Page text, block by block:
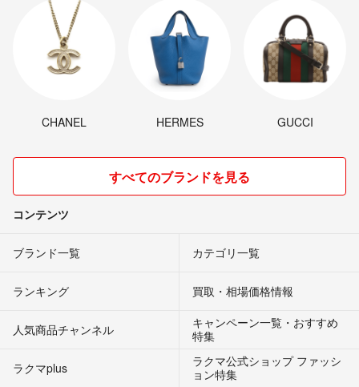
CHANEL HERMES GUCCI
すべてのブランドを見る
コンテンツ
ブランド一覧 カテゴリ一覧
ランキング 買取・相場価格情報
人気商品チャンネル
キャンペーン一覧・おすすめ
特集
ラクマplus
ラクマ公式ショップ ファッシ
ョン特集